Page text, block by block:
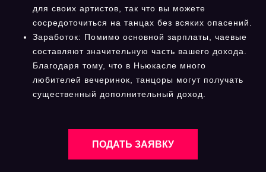
для своих артистов, так что вы можете
сосредоточиться на танцах без всяких опасений.
Заработок: Помимо основной зарплаты, чаевые
составляют значительную часть вашего дохода.
Благодаря тому, что в Ньюкасле много
любителей вечеринок, танцоры могут получать
существенный дополнительный доход.
ПОДАТЬ ЗАЯВКУ